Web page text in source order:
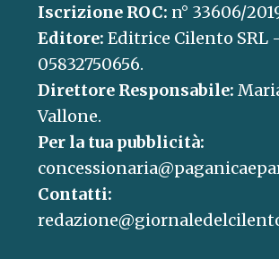
Iscrizione ROC: n° 33606/
Editore: Editrice Cilento SRL
05832750656.
Direttore Responsabile:
Vallone.
Per la tua pubblicità:
Contatti: